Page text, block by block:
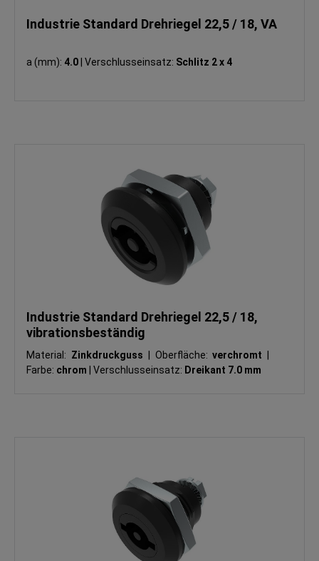
Industrie Standard Drehriegel 22,5 / 18, VA
a (mm): 4.0 Verschlusseinsatz: Schlitz 2 x 4
Industrie Standard Drehriegel 22,5 / 18,
vibrationsbeständig
Material: Zinkdruckguss Oberfläche:verchromt
Farbe: chrom Verschlusseinsatz: Dreikant 7.0 mm